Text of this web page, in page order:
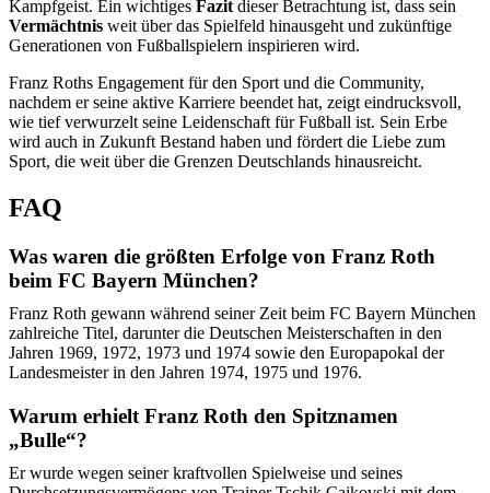
Kampfgeist. Ein wichtiges Fazit dieser Betrachtung ist, dass sein
Vermächtnis weit über das Spielfeld hinausgeht und zukünftige
Generationen von Fußballspielern inspirieren wird.
Franz Roths Engagement für den Sport und die Community,
nachdem er seine aktive Karriere beendet hat, zeigt eindrucksvoll,
wie tief verwurzelt seine Leidenschaft für Fußball ist. Sein Erbe
wird auch in Zukunft Bestand haben und fördert die Liebe zum
Sport, die weit über die Grenzen Deutschlands hinausreicht.
FAQ
Was waren die größten Erfolge von Franz Roth
beim FC Bayern München?
Franz Roth gewann während seiner Zeit beim FC Bayern München
zahlreiche Titel, darunter die Deutschen Meisterschaften in den
Jahren 1969, 1972, 1973 und 1974 sowie den Europapokal der
Landesmeister in den Jahren 1974, 1975 und 1976.
Warum erhielt Franz Roth den Spitznamen
„Bulle“?
Er wurde wegen seiner kraftvollen Spielweise und seines